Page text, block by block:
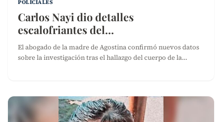
POLICIALES
Carlos Nayi dio detalles
escalofriantes del…
El abogado de la madre de Agostina confirmó nuevos datos
sobre la investigación tras el hallazgo del cuerpo de la…